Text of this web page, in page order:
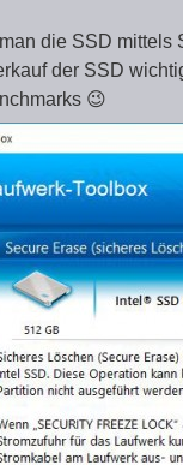
die SSD
der SSD
😉